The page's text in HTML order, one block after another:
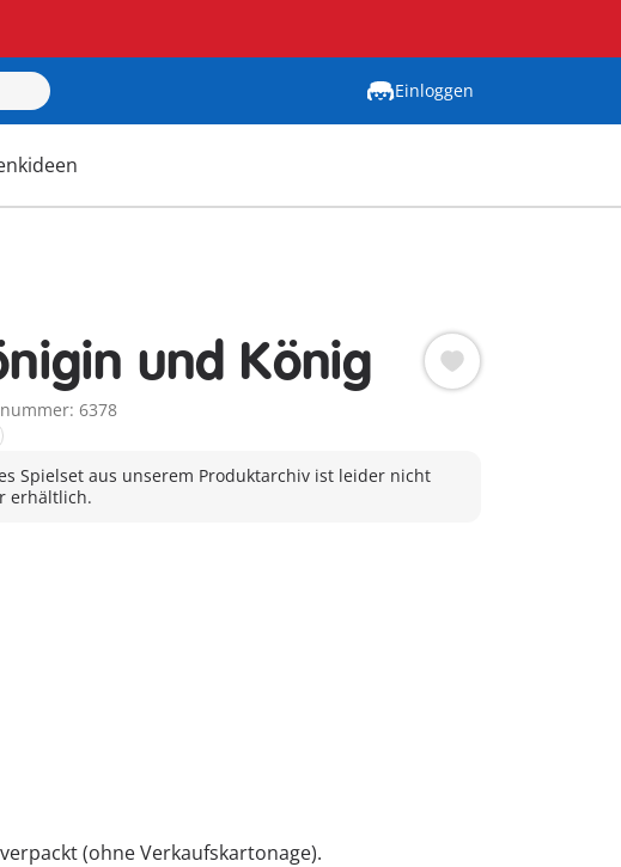
Einloggen
und König
6378
Spielset aus unserem Produktarchiv ist leider nicht
erhältlich.
(ohne Verkaufskartonage).